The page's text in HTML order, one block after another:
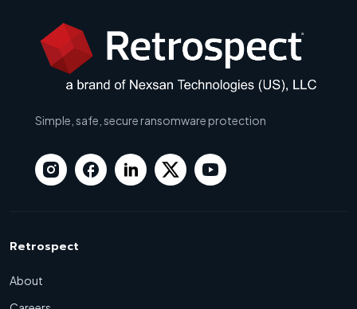
Simple, safe, secure ransomware protection
Retrospect
About